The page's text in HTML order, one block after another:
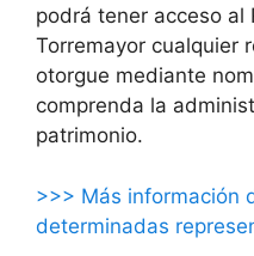
podrá tener acceso al
Torremayor cualquier
otorgue mediante
comprenda la
patrimonio.
>>> Más información
determinadas